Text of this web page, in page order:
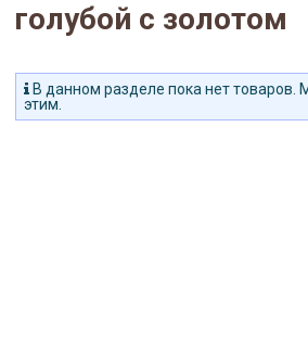
голубой с золотом
В данном разделе пока нет товаров.
этим.